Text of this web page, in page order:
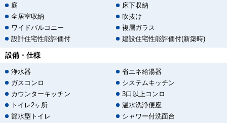
庭
床下収納
全居室収納
吹抜け
ワイドバルコニー
複層ガラス
設計住宅性能評価付
建設住宅性能評価付(新築時)
設備・仕様
浄水器
省エネ給湯器
ガスコンロ
システムキッチン
カウンターキッチン
3口以上コンロ
トイレ2ヶ所
温水洗浄便座
節水型トイレ
シャワー付洗面台